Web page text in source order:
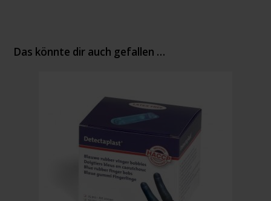
Das könnte dir auch gefallen …